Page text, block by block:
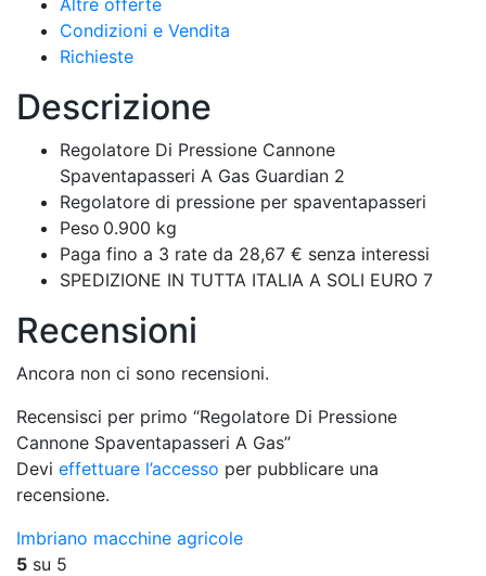
Condizioni e Vendita
Richieste
Descrizione
Regolatore Di Pressione Cannone
Spaventapasseri A Gas Guardian 2
Regolatore di pressione per spaventapasseri
Peso 0.900 kg
Paga fino a 3 rate da 28,67 € senza interessi
SPEDIZIONE IN TUTTA ITALIA A SOLI EURO 7
Recensioni
Ancora non ci sono recensioni.
Recensisci per primo “Regolatore Di Pressione
Cannone Spaventapasseri A Gas”
Devi effettuare l’accesso per pubblicare una
recensione.
Imbriano macchine agricole
5 su 5